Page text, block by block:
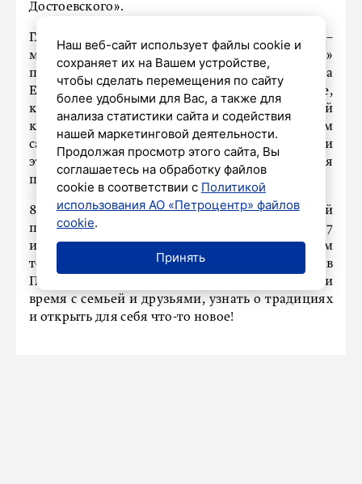
Достоевского».
Главный оперный праздник лета –
международный фестиваль «Опера – всем»
пройдет с 12 по 24 июля. Уличные театры на
Елагином, «Ночь музыки» в Гатчине,
карильонные вечера в Петропавловской
крепости, «Бродский DRIVE» в Шереметевском
саду, джазовый фестиваль Игоря Бутмана – и
это далеко не полный список событий для
петербуржцев и гостей Северной столицы.
8 июля мы отметим молодой государственный
праздник – День семьи, любви и верности. 27
июля наш город станет главным центром
торжеств ко Дню ВМФ. Второй летний месяц в
Петербурге идеален для того, чтобы провести
время с семьей и друзьями, узнать о традициях
и открыть для себя что-то новое!
Наш веб-сайт использует файлы cookie и
сохраняет их на Вашем устройстве,
чтобы сделать перемещения по сайту
более удобными для Вас, а также для
анализа статистики сайта и содействия
нашей маркетинговой деятельности.
Продолжая просмотр этого сайта, Вы
соглашаетесь на обработку файлов
cookie в соответствии с Политикой
использования АО «Петроцентр» файлов
cookie.
Принять